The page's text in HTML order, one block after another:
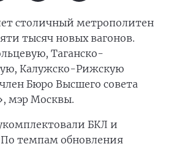
столичный метрополитен
тысяч новых вагонов.
Таганско-
Калужско-Рижскую
Бюро Высшего совета
мэр Москвы.
БКЛ и
темпам обновления